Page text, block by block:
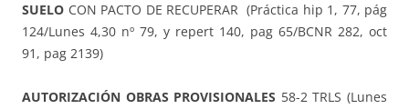
SUELO CON PACTO DE RECUPERAR (Práctica hip 1, 77, pág
124/Lunes 4,30 nº 79, y repert 140, pag 65/BCNR 282, oct
91, pag 2139)
AUTORIZACIÓN OBRAS PROVISIONALES 58-2 TRLS (Lunes